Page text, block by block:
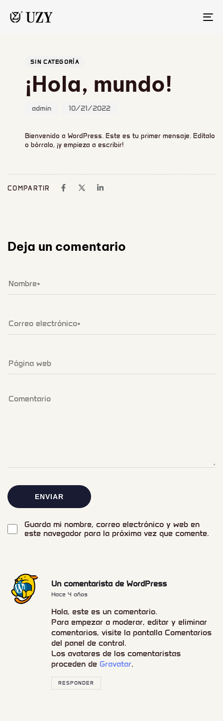
SIN CATEGORÍA
¡Hola, mundo!
admin 10/21/2022
Bienvenido a WordPress. Este es tu primer mensaje. Edítalo
o bórralo, ¡y empieza a escribir!
COMPARTIR
Deja un comentario
Guarda mi nombre, correo electrónico y web en
este navegador para la próxima vez que comente.
Un comentarista de WordPress
Hace 4 años
Hola, este es un comentario.
Para empezar a moderar, editar y eliminar
comentarios, visite la pantalla Comentarios
del panel de control.
Los avatares de los comentaristas
proceden de Gravatar.
RESPONDER